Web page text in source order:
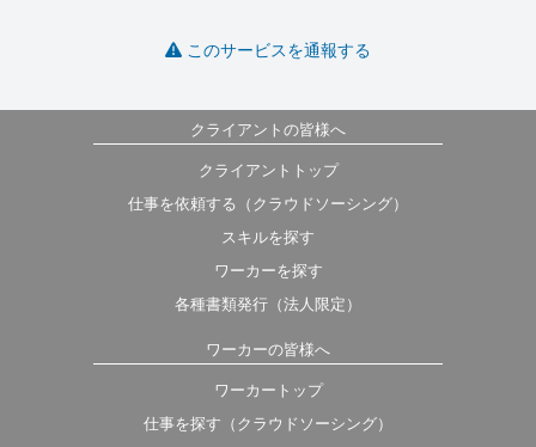
このサービスを通報する
クライアントの皆様へ
クライアントトップ
仕事を依頼する（クラウドソーシング）
スキルを探す
ワーカーを探す
各種書類発行（法人限定）
ワーカーの皆様へ
ワーカートップ
仕事を探す（クラウドソーシング）